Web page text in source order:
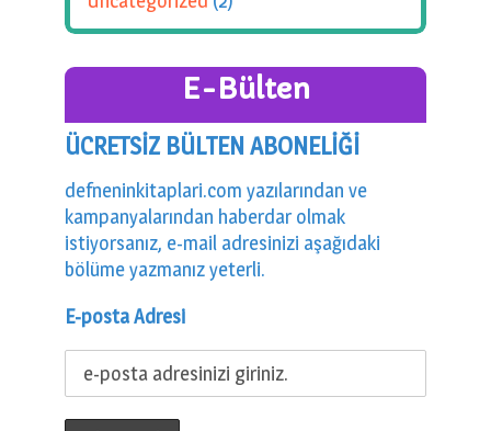
E-Bülten
ÜCRETSİZ BÜLTEN ABONELİĞİ
defneninkitaplari.com yazılarından ve
kampanyalarından haberdar olmak
istiyorsanız, e-mail adresinizi aşağıdaki
bölüme yazmanız yeterli.
E-posta Adresi